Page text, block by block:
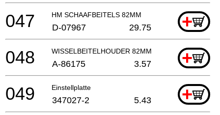
HM SCHAAFBEITELS 82MM +
047 D-07967 29.75
WISSELBEITELHOUDER 82MM +
048 A-86175 3.57
Einstellplatte +
049 347027-2 5.43